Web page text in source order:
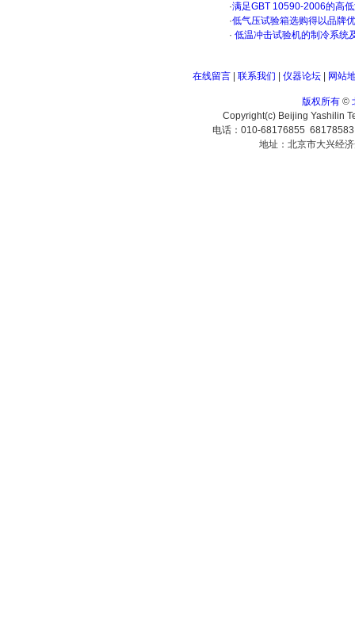
·满足GBT 10590-2006的高
·低气压试验箱选购得以品牌
· 低温冲击试验机的制冷系统
在线留言| 联系我们 仪器论坛| 网站
版权所有©
Copyright(c) Beijing Yashilin
电话：010-68176855
地址：北京市大兴经